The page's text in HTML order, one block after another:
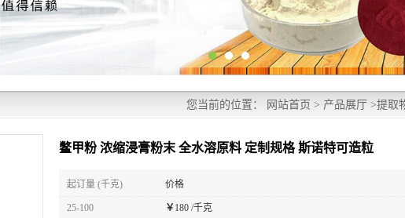
您当前的位置： 网站首页 > 产品展厅 >提取
鳖甲粉 浓缩浸膏粉末 全水溶原料 定制规格 斯诺特可造粒
起订量 (千克) 价格
25-100 ￥ 180 /千克